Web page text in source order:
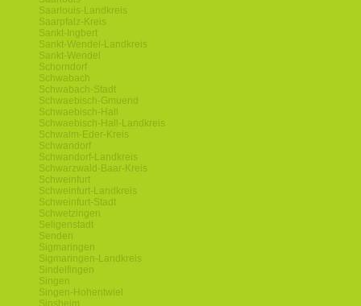
Saarlouis-Landkreis
Saarpfalz-Kreis
Sankt-Ingbert
Sankt-Wendel-Landkreis
Sankt-Wendel
Schorndorf
Schwabach
Schwabach-Stadt
Schwaebisch-Gmuend
Schwaebisch-Hall
Schwaebisch-Hall-Landkreis
Schwalm-Eder-Kreis
Schwandorf
Schwandorf-Landkreis
Schwarzwald-Baar-Kreis
Schweinfurt
Schweinfurt-Landkreis
Schweinfurt-Stadt
Schwetzingen
Seligenstadt
Senden
Sigmaringen
Sigmaringen-Landkreis
Sindelfingen
Singen
Singen-Hohentwiel
Sinsheim